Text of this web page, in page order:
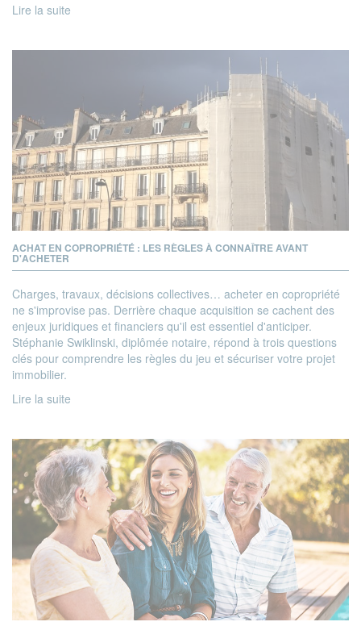
Lire la suite
ACHAT EN COPROPRIÉTÉ : LES RÈGLES À CONNAÎTRE AVANT
D'ACHETER
Charges, travaux, décisions collectives… acheter en copropriété
ne s'improvise pas. Derrière chaque acquisition se cachent des
enjeux juridiques et financiers qu'il est essentiel d'anticiper.
Stéphanie Swiklinski, diplômée notaire, répond à trois questions
clés pour comprendre les règles du jeu et sécuriser votre projet
immobilier.
Lire la suite